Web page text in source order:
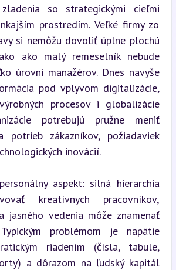
zladenia so strategickými cieľmi
prostredím. Veľké firmy zo
si nemôžu dovoliť úplne plochú
ako malý remeselník nebude
úrovní manažérov. Dnes navyše
pod vplyvom digitalizácie,
procesov i globalizácie
potrebujú pružne meniť
potrieb zákazníkov, požiadaviek
inovácií.
aspekt: silná hierarchia
kreatívnych pracovníkov,
jasného vedenia môže znamenať
problémom je napätie
riadením (čísla, tabule,
a dôrazom na ľudský kapitál